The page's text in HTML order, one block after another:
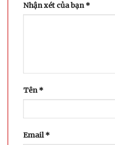
Nhận xét của bạn*
Tên*
Email*